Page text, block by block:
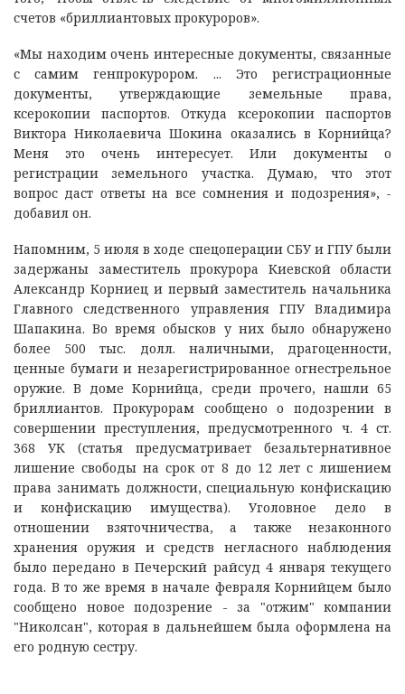
счетов «бриллиантовых прокуроров».
«Мы находим очень интересные документы, связанные
с самим генпрокурором. ... Это регистрационные
документы, утверждающие земельные права,
ксерокопии паспортов. Откуда ксерокопии паспортов
Виктора Николаевича Шокина оказались в Корнийца?
Меня это очень интересует. Или документы о
регистрации земельного участка. Думаю, что этот
вопрос даст ответы на все сомнения и подозрения», -
добавил он.
Напомним, 5 июля в ходе спецоперации СБУ и ГПУ были
задержаны заместитель прокурора Киевской области
Александр Корниец и первый заместитель начальника
Главного следственного управления ГПУ Владимира
Шапакина. Во время обысков у них было обнаружено
более 500 тыс. долл. наличными, драгоценности,
ценные бумаги и незарегистрированное огнестрельное
оружие. В доме Корнийца, среди прочего, нашли 65
бриллиантов. Прокурорам сообщено о подозрении в
совершении преступления, предусмотренного ч. 4 ст.
368 УК (статья предусматривает безальтернативное
лишение свободы на срок от 8 до 12 лет с лишением
права занимать должности, специальную конфискацию
и конфискацию имущества). Уголовное дело в
отношении взяточничества, а также незаконного
хранения оружия и средств негласного наблюдения
было передано в Печерский райсуд 4 января текущего
года. В то же время в начале февраля Корнийцем было
сообщено новое подозрение - за "отжим" компании
"Николсан", которая в дальнейшем была оформлена на
его родную сестру.